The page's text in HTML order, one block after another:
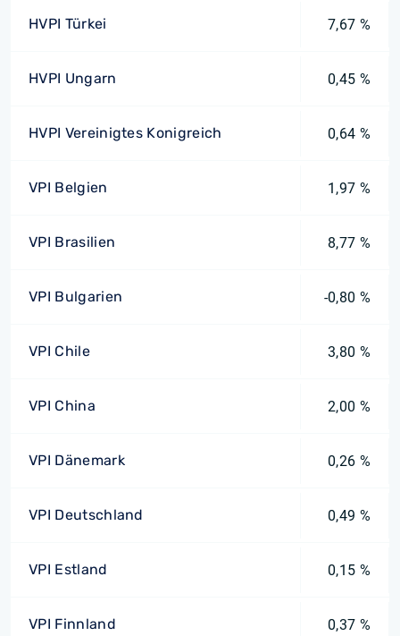
HVPI Türkei 7,67 %
HVPI Ungarn 0,45 %
HVPI Vereinigtes Konigreich 0,64 %
VPI Belgien 1,97 %
VPI Brasilien 8,77 %
VPI Bulgarien -0,80 %
VPI Chile 3,80 %
VPI China 2,00 %
VPI Dänemark 0,26 %
VPI Deutschland 0,49 %
VPI Estland 0,15 %
VPI Finnland 0,37 %